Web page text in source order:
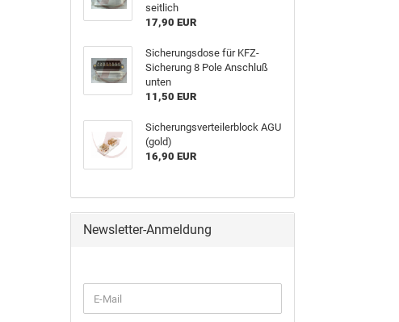
seitlich
17,90 EUR
Sicherungsdose für KFZ-
Sicherung 8 Pole Anschluß
unten
11,50 EUR
Sicherungsverteilerblock AGU
(gold)
16,90 EUR
Newsletter-Anmeldung